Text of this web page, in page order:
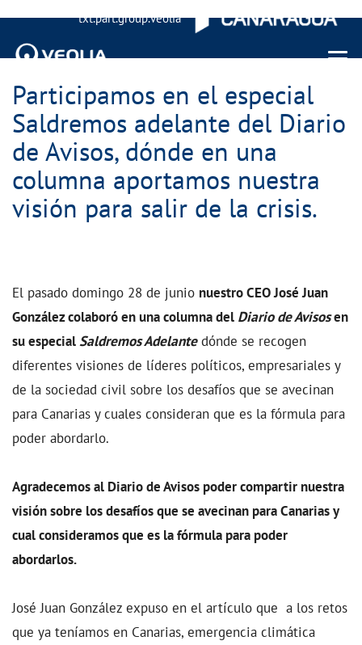
txt.part.group.veolia
Menu
Participamos en el especial
Saldremos adelante del Diario
de Avisos, dónde en una
columna aportamos nuestra
visión para salir de la crisis.
El pasado domingo 28 de junio nuestro CEO José Juan
González colaboró en una columna del Diario de Avisosen
su especialSaldremos Adelantedónde se recogen
diferentes visiones de líderes políticos, empresariales y
de la sociedad civil sobre los desafíos que se avecinan
para Canarias y cuales consideran que es la fórmula para
poder abordarlo.
Agradecemos al Diario de Avisos poder compartir nuestra
visión sobre los desafíos que se avecinan para Canarias y
cual consideramos que es la fórmula para poder
abordarlos.
José Juan González expuso en el artículo que a los retos
que ya teníamos en Canarias, emergencia climática